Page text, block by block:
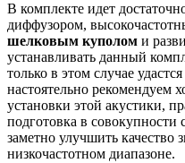
В комплекте идет
диффузором,
шелковым куполом и
устанавливать данный
только в этом случае
настоятельно рекомендуем
установки этой акустики,
подготовка в совокупности
заметно улучшить качество
низкочастотном диапазоне.